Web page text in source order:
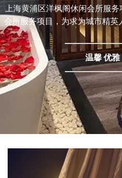
上海黄浦区洋枫阁休闲会所服
会所服务项目，为求为城市精
温馨 优雅